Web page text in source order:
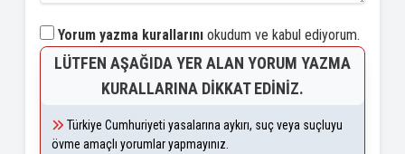
Yorum yazma kurallarını okudum ve kabul ediyorum.
LÜTFEN AŞAĞIDA YER ALAN YORUM YAZMA
KURALLARINA DIKKAT EDINIZ.
Türkiye Cumhuriyeti yasalarına aykırı, suç veya suçluyu
övme amaçlı yorumlar yapmayınız.